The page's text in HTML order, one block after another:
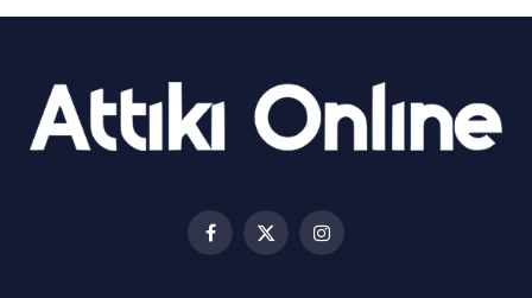
ΔΗΜΟΣ ΜΑΝΔΡΑΣ ΕΙΔΥΛΛΙΑΣ:
23.07.2026 | 14:58
Πολυχώρο ΙΡΙΣ
21.07.2026 | 14:01
Facebook
X
Instagram